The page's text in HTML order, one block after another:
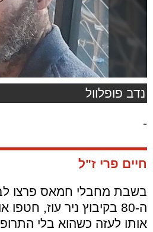
נדב פופלוול
-
חיים פרי ז"ל
בשבת מחבלי חמאס פרצו
ה-80 בקיבוץ ניר עוז,
אותו לעזה כשהוא בלי